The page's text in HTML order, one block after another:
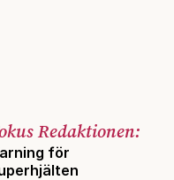
Redaktionen:
för